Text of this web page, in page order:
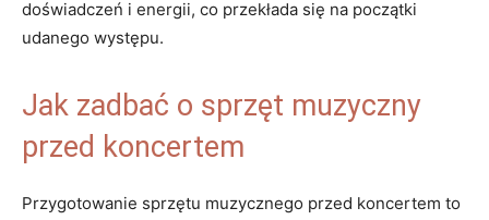
doświadczeń i energii, co przekłada się na początki
udanego występu.
Jak zadbać o sprzęt muzyczny
przed koncertem
Przygotowanie sprzętu muzycznego przed koncertem to